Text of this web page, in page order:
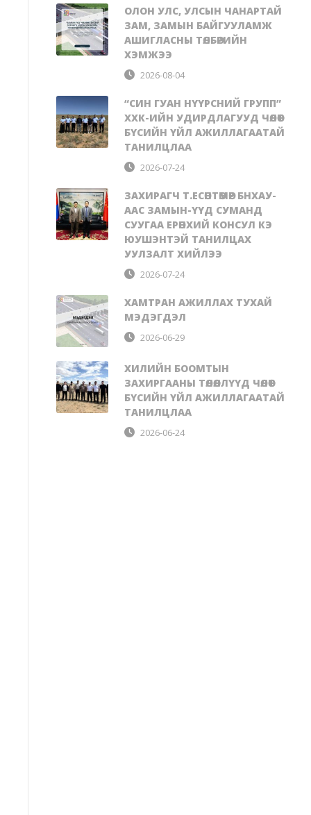
ОЛОН УЛС, УЛСЫН ЧАНАРТАЙ
ЗАМ, ЗАМЫН БАЙГУУЛАМЖ
АШИГЛАСНЫ ТӨЛБӨРИЙН
ХЭМЖЭЭ
2026-08-04
“СИН ГУАН НҮҮРСНИЙ ГРУПП”
ХХК-ИЙН УДИРДЛАГУУД ЧӨЛӨӨТ
БҮСИЙН ҮЙЛ АЖИЛЛАГААТАЙ
ТАНИЛЦЛАА
2026-07-24
ЗАХИРАГЧ Т.ЕСӨНТӨМӨР БНХАУ-
ААС ЗАМЫН-ҮҮД СУМАНД
СУУГАА ЕРӨНХИЙ КОНСУЛ КЭ
ЮУШЭНТЭЙ ТАНИЛЦАХ
УУЛЗАЛТ ХИЙЛЭЭ
2026-07-24
ХАМТРАН АЖИЛЛАХ ТУХАЙ
МЭДЭГДЭЛ
2026-06-29
ХИЛИЙН БООМТЫН
ЗАХИРГААНЫ ТӨЛӨӨЛЛҮҮД ЧӨЛӨӨТ
БҮСИЙН ҮЙЛ АЖИЛЛАГААТАЙ
ТАНИЛЦЛАА
2026-06-24